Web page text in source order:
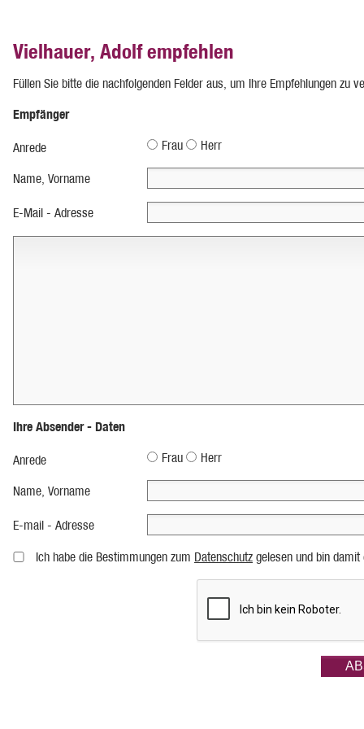
Vielhauer, Adolf empfehlen
Füllen Sie bitte die nachfolgenden Felder aus, um Ihre Empfehlungen zu
Empfänger
Anrede Frau Herr
Name, Vorname
E-Mail - Adresse
Ihre Absender - Daten
Anrede Frau Herr
Name, Vorname
E-mail - Adresse
Ich habe die Bestimmungen zum Datenschutz gelesen und bin